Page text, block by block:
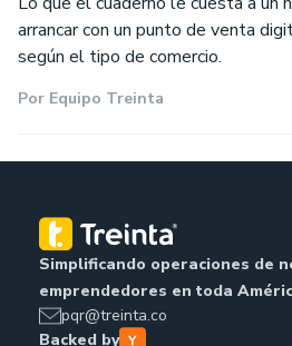
arrancar con un punto de venta
según el tipo de comercio.
Por Equipo Treinta
Simplificando operaciones de
emprendedores en toda
pqr@treinta.co
Backed by